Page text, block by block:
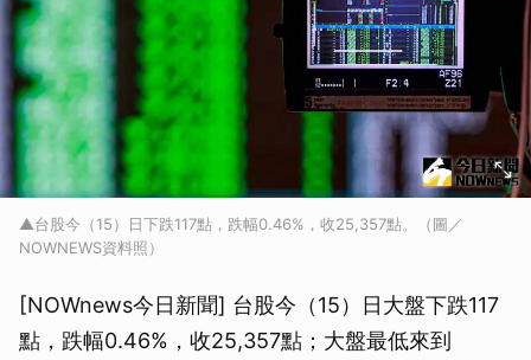
▲台股今（15）日下跌117點，跌幅0.46%，收25,357點。（圖／
NOWNEWS資料照）
[NOWnews今日新聞] 台股今（15）日大盤下跌117
點，跌幅0.46%，收25,357點；大盤最低來到